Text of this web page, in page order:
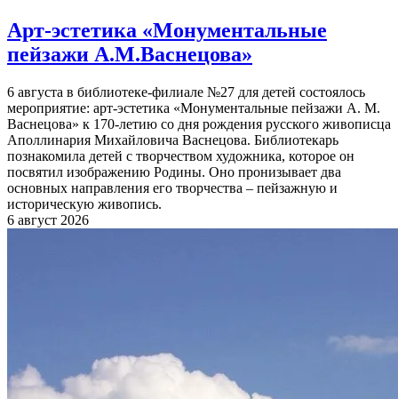
Арт-эстетика «Монументальные
пейзажи А.М.Васнецова»
6 августа в библиотеке-филиале №27 для детей состоялось
мероприятие: арт-эстетика «Монументальные пейзажи А. М.
Васнецова» к 170-летию со дня рождения русского живописца
Аполлинария Михайловича Васнецова. Библиотекарь
познакомила детей с творчеством художника, которое он
посвятил изображению Родины. Оно пронизывает два
основных направления его творчества – пейзажную и
историческую живопись.
6 август 2026